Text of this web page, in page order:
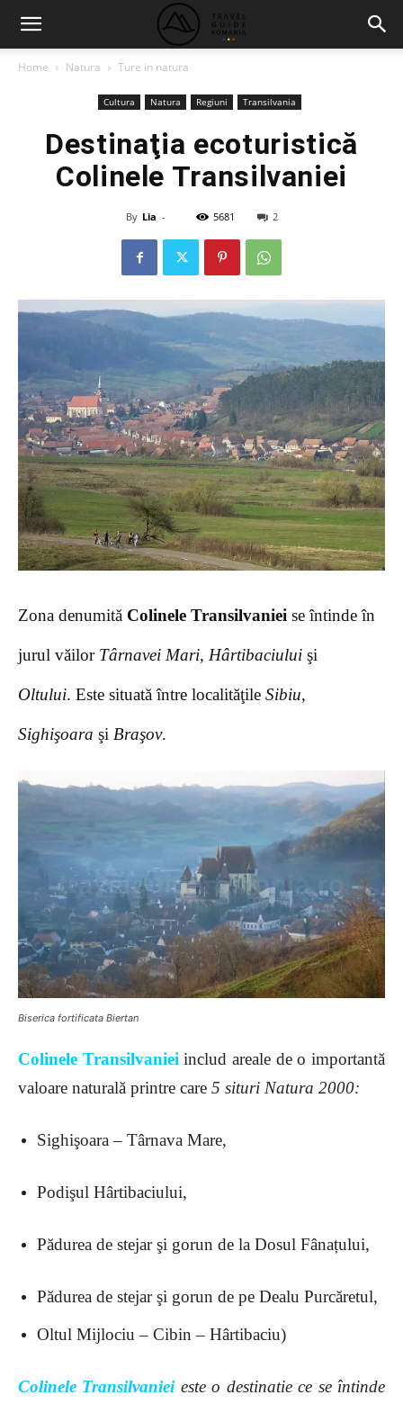
Home Natura Ture in natura
Cultura Natura Regiuni Transilvania
Destinaţia ecoturistică
Colinele Transilvaniei
By Lia - 5681 2
Zona denumită Colinele Transilvaniei se întinde în
jurul văilor Târnavei Mari, Hârtibaciului şi
Oltului. Este situată între localităţile Sibiu,
Sighişoara şi Braşov.
Biserica fortificata Biertan
Colinele Transilvaniei includ areale de o importantă
valoare naturală printre care 5 situri Natura 2000:
Sighişoara – Târnava Mare,
Podişul Hârtibaciului,
Pădurea de stejar şi gorun de la Dosul Fânațului,
Pădurea de stejar şi gorun de pe Dealu Purcăretul,
Oltul Mijlociu – Cibin – Hârtibaciu)
Colinele Transilvanieieste o destinatie ce se întinde